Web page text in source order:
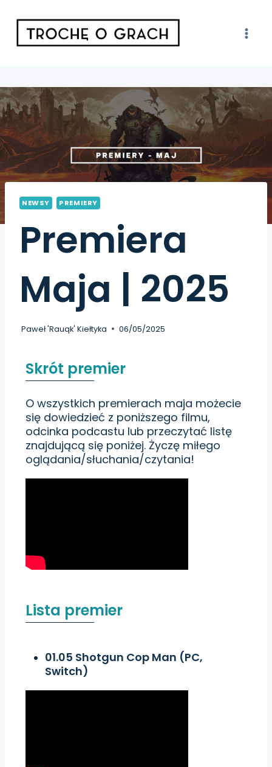
NEWSY PREMIERY
Premiera
Maja | 2025
Paweł 'Rauqk' Kiełtyka 06/05/2025
Skrót premier
O wszystkich premierach maja możecie
się dowiedzieć z poniższego filmu,
odcinka podcastu lub przeczytać listę
znajdującą się poniżej. Życzę miłego
oglądania/słuchania/czytania!
Lista premier
01.05 Shotgun Cop Man (PC,
Switch)